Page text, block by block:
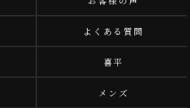
よくある質問
喜平
メンズ